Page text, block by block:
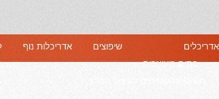
אדריכלים
בתים מעוצבים
שיפוצים אדריכלות נוף